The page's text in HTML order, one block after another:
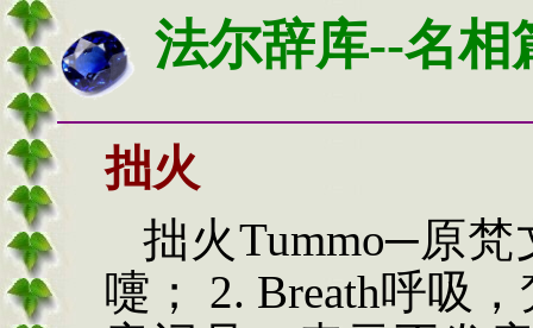
法尔辞库--名相
拙火
拙火Tummo─原梵
嚏 ；
2. Breath呼吸